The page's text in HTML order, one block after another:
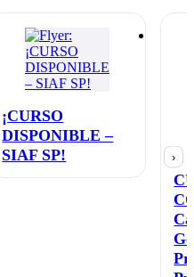
¡CURSO
DISPONIBLE –
SIAF SP!
›